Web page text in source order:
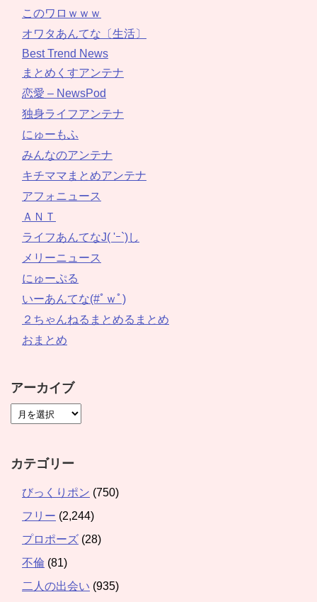
このワロｗｗｗ
オワタあんてな〔生活〕
Best Trend News
まとめくすアンテナ
恋愛 – NewsPod
独身ライフアンテナ
にゅーもふ
みんなのアンテナ
キチママまとめアンテナ
アフォニュース
ＡＮＴ
ライフあんてなJ( 'ｰ`)し
メリーニュース
にゅーぷる
いーあんてな(#ﾟｗﾟ)
２ちゃんねるまとめるまとめ
おまとめ
アーカイブ
カテゴリー
びっくりポン (750)
フリー (2,244)
プロポーズ (28)
不倫 (81)
二人の出会い (935)